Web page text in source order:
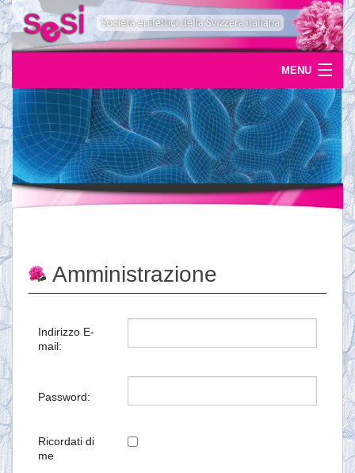
MENU
Home
Uscite
Eventi
News
Servizi
Ordinazioni
Amministrazione
Indirizzo E-
mail:
Password:
Ricordati di
me